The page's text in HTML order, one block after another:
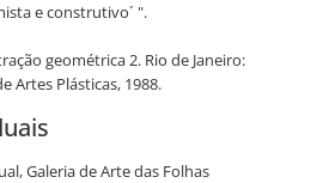
e construtivo´ ".
geométrica 2. Rio de Janeiro:
Artes Plásticas, 1988.
Galeria de Arte das Folhas